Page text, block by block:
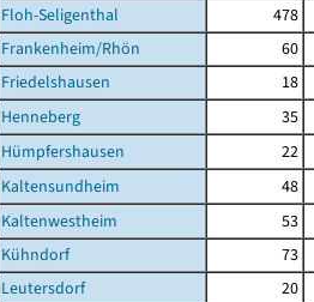
Floh-Seligenthal
478
Frankenheim/Rhön
60
Friedelshausen
18
Henneberg
35
Hümpfershausen
22
Kaltensundheim
48
Kaltenwestheim
53
Kühndorf
73
Leutersdorf
20